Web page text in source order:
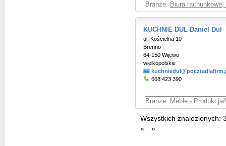
Branże: Biura
KUCHNIE DUL Daniel Dul
ul. Kościelna 10
Brenno
64-150 Wijewo
wielkopolskie
668 423 390
Branże: Meble - Produkcja/
Wszystkich znalezionych:
«
»